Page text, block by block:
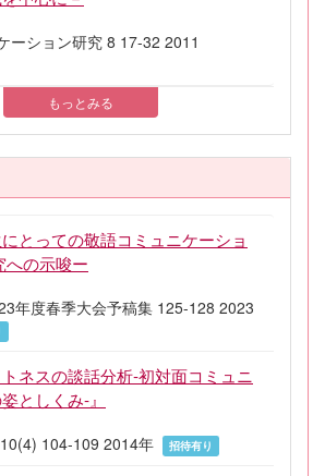
ーション研究 8 17-32 2011
もっとみる
とっての敬語コミュニケーショ
への示唆ー
年度春季大会予稿集 125-128 2023
ネスの談話分析-初対面コミュニ
としくみ-』
104-109 2014年
招待有り